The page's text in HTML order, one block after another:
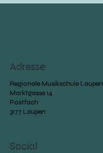
Adresse
Regionale Musikschule Laupen
Marktgasse 14
Postfach
3177 Laupen
Social